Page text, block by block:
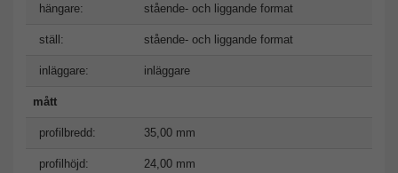
hängare: stående- och liggande format
ställ: stående- och liggande format
inläggare: inläggare
mått
profilbredd: 35,00 mm
profilhöjd: 24,00 mm